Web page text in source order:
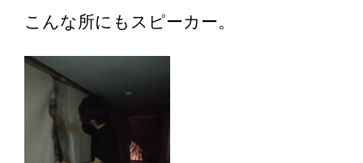
こんな所にもスピーカー。